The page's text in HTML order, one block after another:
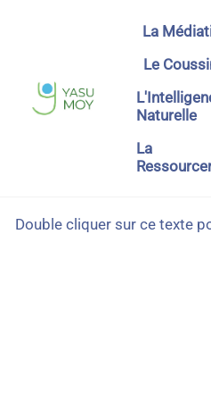
Aller au contenu principal
La
Le
Naturelle
La
Double cliquer sur ce texte